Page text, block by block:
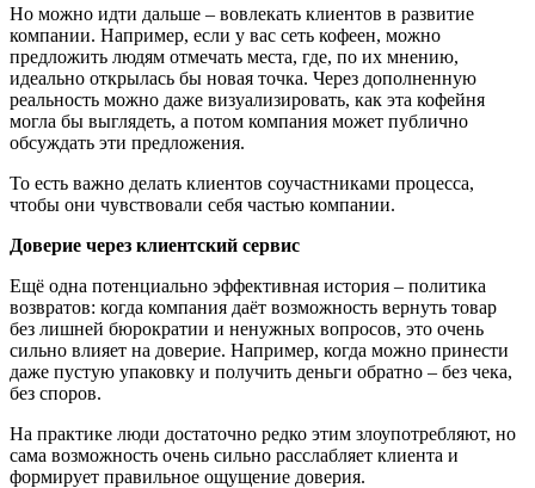
Но можно идти дальше – вовлекать клиентов в развитие
компании. Например, если у вас сеть кофеен, можно
предложить людям отмечать места, где, по их мнению,
идеально открылась бы новая точка. Через дополненную
реальность можно даже визуализировать, как эта кофейня
могла бы выглядеть, а потом компания может публично
обсуждать эти предложения.
То есть важно делать клиентов соучастниками процесса,
чтобы они чувствовали себя частью компании.
Доверие через клиентский сервис
Ещё одна потенциально эффективная история – политика
возвратов: когда компания даёт возможность вернуть товар
без лишней бюрократии и ненужных вопросов, это очень
сильно влияет на доверие. Например, когда можно принести
даже пустую упаковку и получить деньги обратно – без чека,
без споров.
На практике люди достаточно редко этим злоупотребляют, но
сама возможность очень сильно расслабляет клиента и
формирует правильное ощущение доверия.